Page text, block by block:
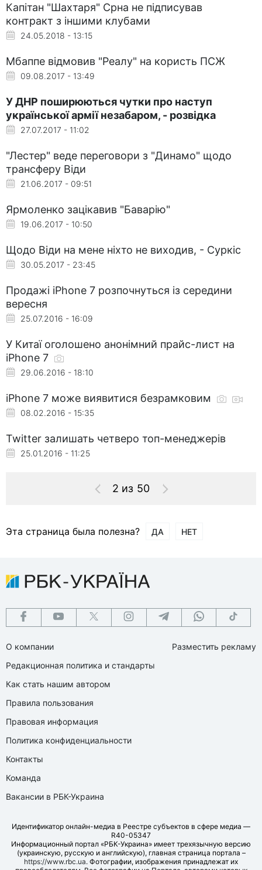
Капітан "Шахтаря" Срна не підписував
контракт з іншими клубами
24.05.2018 - 13:15
Мбаппе відмовив "Реалу" на користь ПСЖ
09.08.2017 - 13:49
У ДНР поширюються чутки про наступ
української армії незабаром, - розвідка
27.07.2017 - 11:02
"Лестер" веде переговори з "Динамо" щодо
трансферу Віди
21.06.2017 - 09:51
Ярмоленко зацікавив "Баварію"
19.06.2017 - 10:50
Щодо Віди на мене ніхто не виходив, - Суркіс
30.05.2017 - 23:45
Продажі iPhone 7 розпочнуться із середини
вересня
25.07.2016 - 16:09
У Китаї оголошено анонімний прайс-лист на
iPhone 7
29.06.2016 - 18:10
iPhone 7 може виявитися безрамковим
08.02.2016 - 15:35
Twitter залишать четверо топ-менеджерів
25.01.2016 - 11:25
2 из 50
Эта страница была полезна? ДА НЕТ
О компании
Редакционная политика и стандарты
Как стать нашим автором
Правила пользования
Правовая информация
Политика конфиденциальности
Контакты
Команда
Вакансии в РБК-Украина
Разместить рекламу
Идентификатор онлайн-медиа в Реестре субъектов в сфере медиа —
R40-05347
Информационный портал «РБК-Украина» имеет трехязычную версию
(украинскую, русскую и английскую), главная страница портала –
https://www.rbc.ua. Фотографии, изображения принадлежат их